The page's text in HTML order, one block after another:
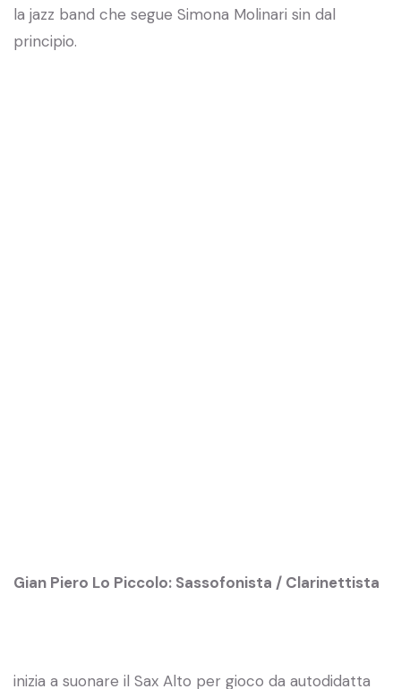
la jazz band che segue Simona Molinari sin dal
principio.
Gian Piero Lo Piccolo: Sassofonista / Clarinettista
inizia a suonare il Sax Alto per gioco da autodidatta